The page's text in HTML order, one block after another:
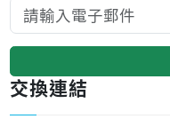
交換連結